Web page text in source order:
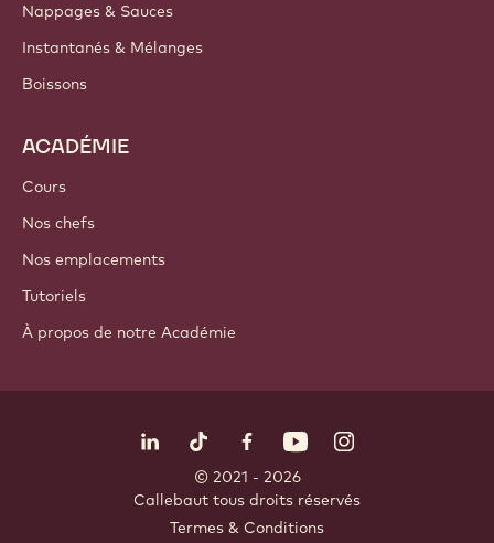
Nappages & Sauces
Instantanés & Mélanges
Boissons
ACADÉMIE
Cours
Nos chefs
Nos emplacements
Tutoriels
À propos de notre Académie
LinkedIn Opens in a new window.
TikTok Opens in a new window.
Facebook Opens in a new
YouTubeInstagram
© 2021 - 2026
Callebaut tous droits réservés
Termes & Conditions